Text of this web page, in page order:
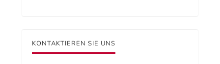
KONTAKTIEREN SIE UNS